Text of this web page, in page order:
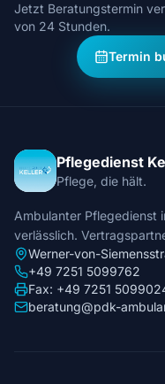
Jetzt Beratungstermin
von 24 Stunden.
Termin
Pflegedienst
Pflege, die hält.
Ambulanter Pflegedienst
verlässlich.
Werner-von-
+49 7251 5099762
Fax: +49 7251
beratung@pdk-